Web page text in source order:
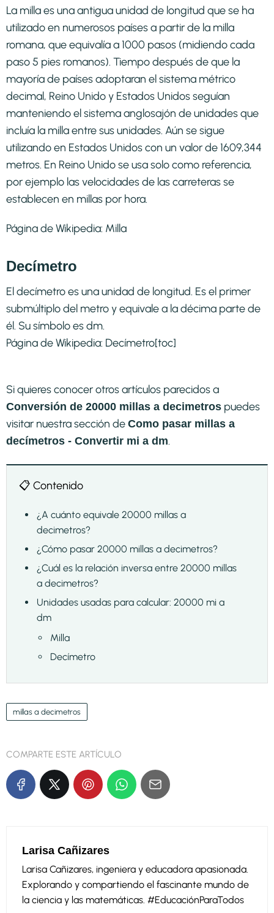
La milla es una antigua unidad de longitud que se ha
utilizado en numerosos países a partir de la milla
romana, que equivalía a 1000 pasos (midiendo cada
paso 5 pies romanos). Tiempo después de que la
mayoría de países adoptaran el sistema métrico
decimal, Reino Unido y Estados Unidos seguían
manteniendo el sistema anglosajón de unidades que
incluía la milla entre sus unidades. Aún se sigue
utilizando en Estados Unidos con un valor de 1609,344
metros. En Reino Unido se usa solo como referencia,
por ejemplo las velocidades de las carreteras se
establecen en millas por hora.
Página de Wikipedia: Milla
Decímetro
El decímetro es una unidad de longitud. Es el primer
submúltiplo del metro y equivale a la décima parte de
él. Su símbolo es dm.
Página de Wikipedia: Decímetro[toc]
Si quieres conocer otros artículos parecidos a
Conversión de 20000 millas a decimetros puedes
visitar nuestra sección de Como pasar millas a
decímetros - Convertir mi a dm.
📋 Contenido
¿A cuánto equivale 20000 millas a
decimetros?
¿Cómo pasar 20000 millas a decimetros?
¿Cuál es la relación inversa entre 20000 millas
a decimetros?
Unidades usadas para calcular: 20000 mi a
dm
Milla
Decímetro
millas a decimetros
COMPARTE ESTE ARTÍCULO
Larisa Cañizares
Larisa Cañizares, ingeniera y educadora apasionada.
Explorando y compartiendo el fascinante mundo de
la ciencia y las matemáticas. #EducaciónParaTodos